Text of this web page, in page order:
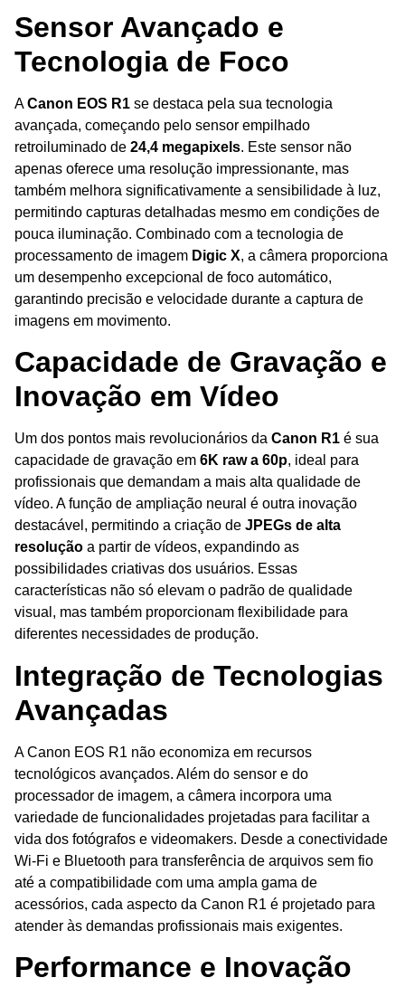
Sensor Avançado e
Tecnologia de Foco
ACanon EOS R1 se destaca pela sua tecnologia
avançada, começando pelo sensor empilhado
retroiluminado de 24,4 megapixels. Este sensor não
apenas oferece uma resolução impressionante, mas
também melhora significativamente a sensibilidade à luz,
permitindo capturas detalhadas mesmo em condições de
pouca iluminação. Combinado com a tecnologia de
processamento de imagem Digic X, a câmera proporciona
um desempenho excepcional de foco automático,
garantindo precisão e velocidade durante a captura de
imagens em movimento.
Capacidade de Gravação e
Inovação em Vídeo
Um dos pontos mais revolucionários da Canon R1 é sua
capacidade de gravação em 6K raw a 60p, ideal para
profissionais que demandam a mais alta qualidade de
vídeo. A função de ampliação neural é outra inovação
destacável, permitindo a criação de JPEGs de alta
resolução a partir de vídeos, expandindo as
possibilidades criativas dos usuários. Essas
características não só elevam o padrão de qualidade
visual, mas também proporcionam flexibilidade para
diferentes necessidades de produção.
Integração de Tecnologias
Avançadas
A Canon EOS R1 não economiza em recursos
tecnológicos avançados. Além do sensor e do
processador de imagem, a câmera incorpora uma
variedade de funcionalidades projetadas para facilitar a
vida dos fotógrafos e videomakers. Desde a conectividade
Wi-Fi e Bluetooth para transferência de arquivos sem fio
até a compatibilidade com uma ampla gama de
acessórios, cada aspecto da Canon R1 é projetado para
atender às demandas profissionais mais exigentes.
Performance e Inovação